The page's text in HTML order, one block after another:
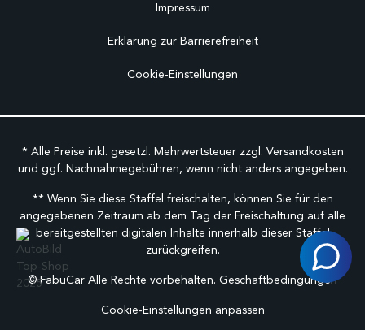
Impressum
Erklärung zur Barrierefreiheit
Cookie-Einstellungen
* Alle Preise inkl. gesetzl. Mehrwertsteuer zzgl. Versandkosten
und ggf. Nachnahmegebühren, wenn nicht anders angegeben.
** Wenn Sie diese Staffel freischalten, können Sie für den
angegebenen Zeitraum ab dem Tag der Freischaltung auf alle
bereitgestellten digitalen Inhalte innerhalb dieser Staffel
zurückgreifen.
©FabuCar Alle Rechte vorbehalten. Geschäftbedingungen
Cookie-Einstellungen anpassen